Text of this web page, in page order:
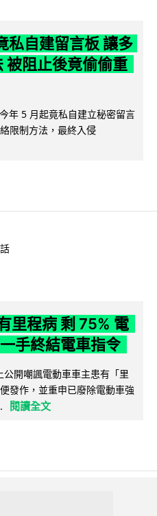
私自建留言板 讓多
被阻止後竟偷偷重
年 5 月起竟私自建立秘密留言
限制方法，最終入侵
里程病 剩 75% 電
手終結電車指令
開嘲諷電動車車主患有「里
發作，並重申已廢除電動車強
閱讀全文